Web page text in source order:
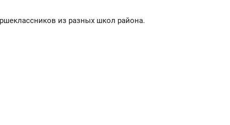
из разных школ района.